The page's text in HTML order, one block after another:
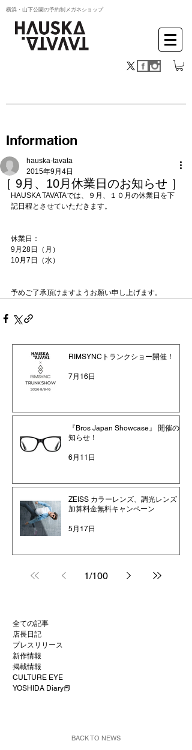
横浜・山下公園の予約制メガネショップ
Information
［ 9月、10月休業日のお知らせ ］
hauska-tavata
2015年9月4日
HAUSKA TAVATAでは、９月、１０月の休業日を下
記日程とさせていただきます。
休業日：
9月28日（月）
10月7日（水）
予めご了承頂けますようお願い申し上げます。
RIMSYNCトランクショー開催！
7月16日
『Bros Japan Showcase』 開催のお
知らせ！
6月11日
ZEISS カラーレンズ、調光レンズ
加算料金無料キャンペーン
5月17日
1/100
全ての記事
店長日記
プレスリリース
新作情報
掲載情報
CULTURE EYE
YOSHIDA Diary📕
BACK TO NEWS